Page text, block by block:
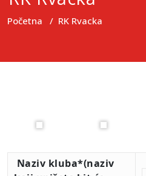
Početna / RK Rvacka
Naziv kluba*(naziv